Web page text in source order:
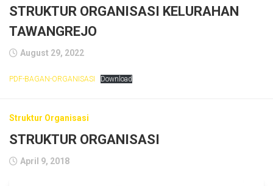
STRUKTUR ORGANISASI KELURAHAN
TAWANGREJO
August 29, 2022
PDF-BAGAN-ORGANISASI Download
Struktur Organisasi
STRUKTUR ORGANISASI
April 9, 2018